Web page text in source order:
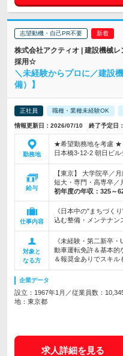
志望動機・自己PR不要
株式会社アクティオ | 建設機械
採用☆
＼未経験からプロに／建設
備）】
正社員 職種・業種未経験OK
情報更新日：2026/07/10 終了予定日
勤務地
★希望勤務地を考慮 ★
日本橋3-12-2 朝日ビル
給与
【東京】 大学院卒／
短大・専門・高専卒／
初年度の年収： 325～
仕事内容
《日本中の"まちづく
込む整備・メンテナン
対象と
なる方
《未経験・第二新卒
動車運転免許＆基本
＆報奨金ありでスキル
企業データ
設立：1967年1月／従業員数：
地：東京都
求人詳細を見る